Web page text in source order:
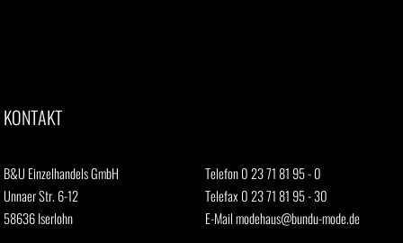
KONTAKT
B&U Einzelhandels GmbH
Unnaer Str. 6-12
58636 Iserlohn
Telefon 0 23 71 81 95 - 0
Telefax 0 23 71 81 95 - 30
E-Mailmodehaus@bundu-mode.de